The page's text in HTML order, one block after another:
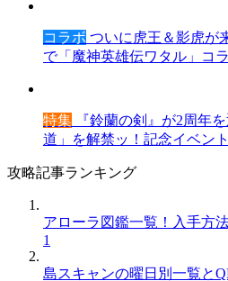
コラボ ついに虎王＆影虎が
で「魔神英雄伝ワタル」コ
特集 『鈴蘭の剣』が2周年
道」を解禁ッ！記念イベン
攻略記事ランキング
アローラ図鑑一覧！入手方
1
島スキャンの曜日別一覧と